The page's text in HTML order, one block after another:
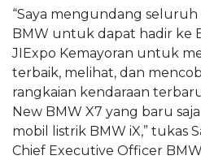
“Saya mengundang
BMW untuk dapat hadir ke
JIExpo Kemayoran untuk
terbaik, melihat, dan
rangkaian kendaraan
New BMW X7 yang baru
mobil listrik BMW iX,” tukas
Chief Executive Officer